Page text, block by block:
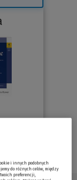
i innych podobnych
do różnych celów, między
preferencji,